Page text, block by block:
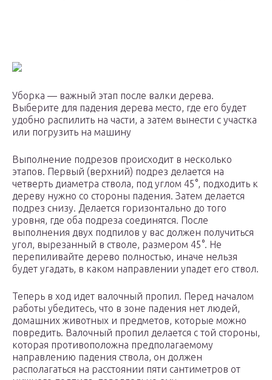
Уборка — важный этап после валки дерева.
Выберите для падения дерева место, где его будет
удобно распилить на части, а затем вынести с участка
или погрузить на машину
Выполнение подрезов происходит в несколько
этапов. Первый (верхний) подрез делается на
четверть диаметра ствола, под углом 45°, подходить к
дереву нужно со стороны падения. Затем делается
подрез снизу. Делается горизонтально до того
уровня, где оба подреза соединятся. После
выполнения двух подпилов у вас должен получиться
угол, вырезанный в стволе, размером 45°. Не
перепиливайте дерево полностью, иначе нельзя
будет угадать, в каком направлении упадет его ствол.
Теперь в ход идет валочный пропил. Перед началом
работы убедитесь, что в зоне падения нет людей,
домашних животных и предметов, которые можно
повредить. Валочный пропил делается с той стороны,
которая противоположна предполагаемому
направлению падения ствола, он должен
располагаться на расстоянии пяти сантиметров от